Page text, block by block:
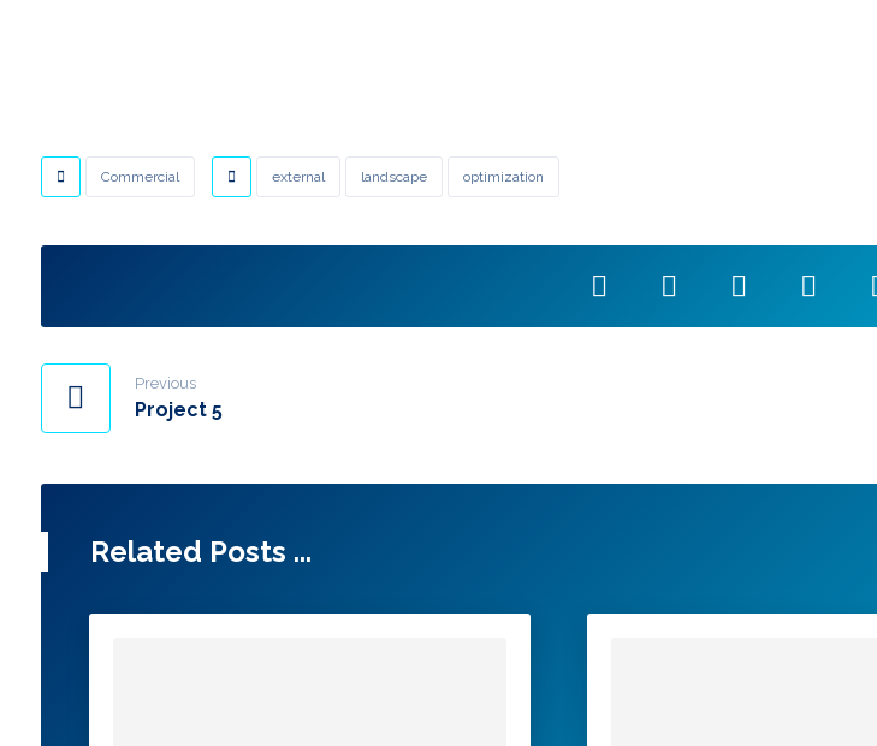
Commercial external landscape optimization
Previous
Project 5
Related Posts ...